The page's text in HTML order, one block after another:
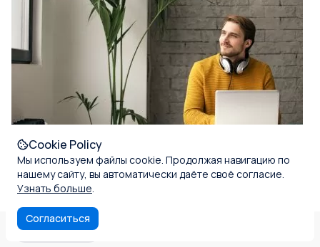
Cookie Policy
Мы используем файлы cookie. Продолжая навигацию по
нашему сайту, вы автоматически даёте своё согласие.
Узнать больше.
Согласиться
Преимущества
Истории клиентов
5 мин
Открытие представительства и счета в
английском банке для бизнесмена из
Португалии